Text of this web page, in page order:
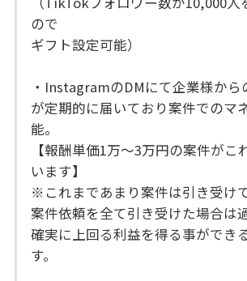
ので
ギフト設定可能）
・InstagramのDMにて企業様から
が定期的に届いており案件でのマ
能。
【報酬単価1万〜3万円の案件がこ
います】
※これまであまり案件は引き受け
案件依頼を全て引き受けた場合は
確実に上回る利益を得る事ができ
す。